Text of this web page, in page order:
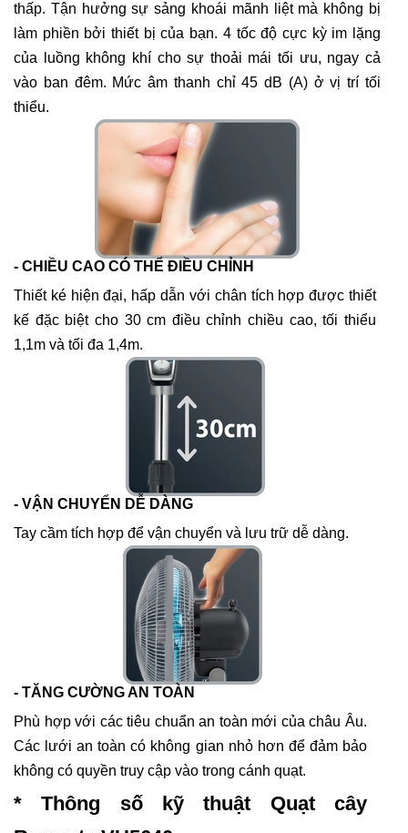
thấp. Tận hưởng sự sảng khoái mãnh liệt mà không bị
làm phiền bởi thiết bị của bạn. 4 tốc độ cực kỳ im lặng
của luồng không khí cho sự thoải mái tối ưu, ngay cả
vào ban đêm. Mức âm thanh chỉ 45 dB (A) ở vị trí tối
thiểu.
- CHIỀU CAO CÓ THỂ ĐIỀU CHỈNH
Thiết ké hiện đại, hấp dẫn với chân tích hợp được thiết
kế đặc biệt cho 30 cm điều chỉnh chiều cao, tối thiểu
1,1m và tối đa 1,4m.
- VẬN CHUYỂN DỄ DÀNG
Tay cầm tích hợp để vận chuyển và lưu trữ dễ dàng.
- TĂNG CƯỜNG AN TOÀN
Phù hợp với các tiêu chuẩn an toàn mới của châu Âu.
Các lưới an toàn có không gian nhỏ hơn để đảm bảo
không có quyền truy cập vào trong cánh quạt.
* Thông số kỹ thuật Quạt cây